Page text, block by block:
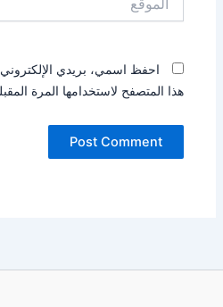
احفظ اسمي، بريدي
هذا المتصفح لاستخدامها المرة